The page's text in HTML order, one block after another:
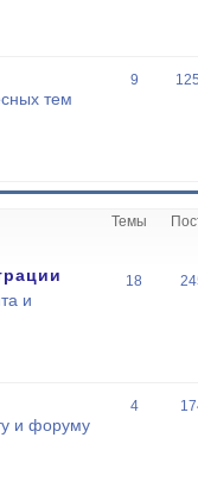
тем
9
Темы
и
18
и форуму
4